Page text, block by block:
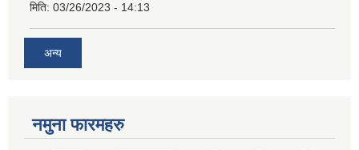
मिति: 03/26/2023 - 14:13
अन्य
नमुना फारमहरु